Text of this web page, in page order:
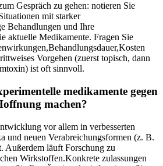
Gespräch zu gehen: ‍notieren Sie
mit starker⁤
Behandlungen und Ihre
aktuelle Medikamente. Fragen Sie
Vorgehen (zuerst topisch, ⁣dann
ist oft sinnvoll.
medikamente ‍gegen
machen?
‌vor allem ⁤in verbesserten
und neuen Verabreichungsformen (z. B.​
Außerdem läuft⁢ Forschung zu
Wirkstoffen.Konkrete zulassungen